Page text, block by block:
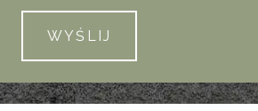
WYŚLIJ